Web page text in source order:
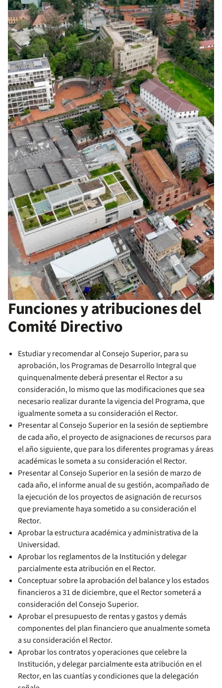
Funciones y atribuciones del
Comité Directivo
Estudiar y recomendar al Consejo Superior, para su
aprobación, los Programas de Desarrollo Integral que
quinquenalmente deberá presentar el Rector a su
consideración, lo mismo que las modificaciones que sea
necesario realizar durante la vigencia del Programa, que
igualmente someta a su consideración el Rector.
Presentar al Consejo Superior en la sesión de septiembre
de cada año, el proyecto de asignaciones de recursos para
el año siguiente, que para los diferentes programas y áreas
académicas le someta a su consideración el Rector.
Presentar al Consejo Superior en la sesión de marzo de
cada año, el informe anual de su gestión, acompañado de
la ejecución de los proyectos de asignación de recursos
que previamente haya sometido a su consideración el
Rector.
Aprobar la estructura académica y administrativa de la
Universidad.
Aprobar los reglamentos de la Institución y delegar
parcialmente esta atribución en el Rector.
Conceptuar sobre la aprobación del balance y los estados
financieros a 31 de diciembre, que el Rector someterá a
consideración del Consejo Superior.
Aprobar el presupuesto de rentas y gastos y demás
componentes del plan financiero que anualmente someta
a su consideración el Rector.
Aprobar los contratos y operaciones que celebre la
Institución, y delegar parcialmente esta atribución en el
Rector, en las cuantías y condiciones que la delegación